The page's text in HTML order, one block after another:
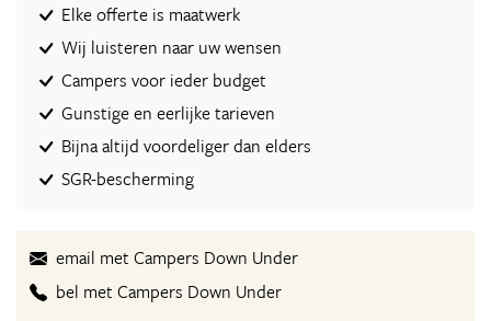
Elke offerte is maatwerk
Wij luisteren naar uw wensen
Campers voor ieder budget
Gunstige en eerlijke tarieven
Bijna altijd voordeliger dan elders
SGR-bescherming
email met Campers Down Under
bel met Campers Down Under